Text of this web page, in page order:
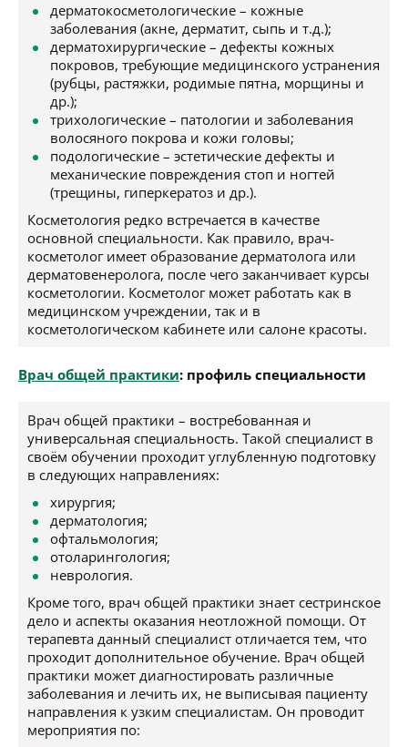
дерматокосметологические – кожные
заболевания (акне, дерматит, сыпь и т.д.);
дерматохирургические – дефекты кожных
покровов, требующие медицинского устранения
(рубцы, растяжки, родимые пятна, морщины и
др.);
трихологические – патологии и заболевания
волосяного покрова и кожи головы;
подологические – эстетические дефекты и
механические повреждения стоп и ногтей
(трещины, гиперкератоз и др.).
Косметология редко встречается в качестве
основной специальности. Как правило, врач-
косметолог имеет образование дерматолога или
дерматовенеролога, после чего заканчивает курсы
косметологии. Косметолог может работать как в
медицинском учреждении, так и в
косметологическом кабинете или салоне красоты.
Врач общей практики: профиль специальности
Врач общей практики – востребованная и
универсальная специальность. Такой специалист в
своём обучении проходит углубленную подготовку
в следующих направлениях:
хирургия;
дерматология;
офтальмология;
отоларингология;
неврология.
Кроме того, врач общей практики знает сестринское
дело и аспекты оказания неотложной помощи. От
терапевта данный специалист отличается тем, что
проходит дополнительное обучение. Врач общей
практики может диагностировать различные
заболевания и лечить их, не выписывая пациенту
направления к узким специалистам. Он проводит
мероприятия по: